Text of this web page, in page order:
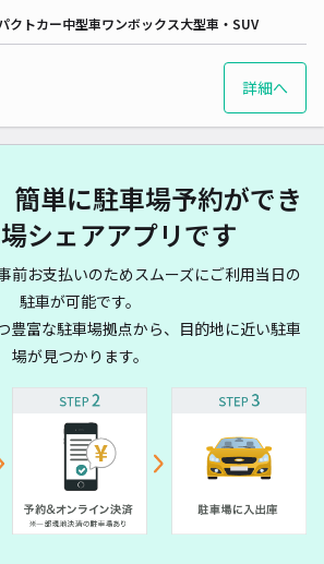
クトカー中型車ワンボックス大型車・SUV
詳細へ
簡単に駐車場予約ができ
シェアアプリです
前お支払いのためスムーズにご利用当日の
駐車が可能です。
豊富な駐車場拠点から、目的地に近い駐車
場が見つかります。